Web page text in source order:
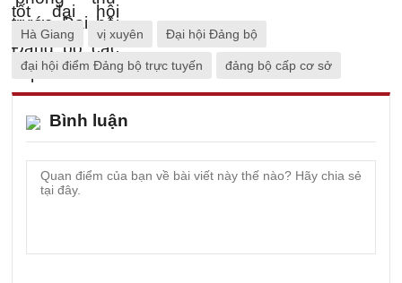
Hà Giang vị xuyên Đại hội Đảng bộ
đại hội điểm Đảng bộ trực tuyến đảng bộ cấp cơ sở
Bình luận